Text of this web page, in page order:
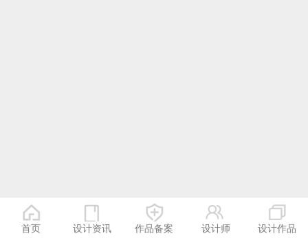
首页 设计资讯 作品备案 设计师 设计作品